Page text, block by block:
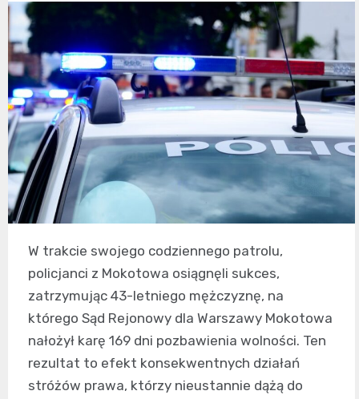
W trakcie swojego codziennego patrolu,
policjanci z Mokotowa osiągnęli sukces,
zatrzymując 43-letniego mężczyznę, na
którego Sąd Rejonowy dla Warszawy Mokotowa
nałożył karę 169 dni pozbawienia wolności. Ten
rezultat to efekt konsekwentnych działań
stróżów prawa, którzy nieustannie dążą do